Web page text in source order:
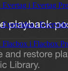
i Evertag
i
i Flacbox